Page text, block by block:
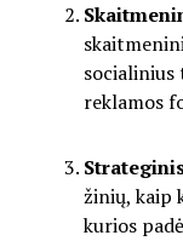
socialinius
reklamos
žinių, kaip
kurios